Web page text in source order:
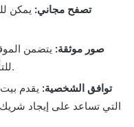
تصفح مجاني: يمكن
صور موثقة: يتضمن
للتأكد من حقيقة الملفات المطروحة.
توافق الشخصية: يقدم
التي تساعد على إيجاد